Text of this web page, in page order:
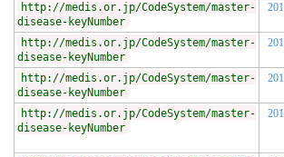
http://medis.or.jp/CodeSystem/master-
disease-keyNumber
http://medis.or.jp/CodeSystem/master-
disease-keyNumber
http://medis.or.jp/CodeSystem/master-
disease-keyNumber
http://medis.or.jp/CodeSystem/master-
disease-keyNumber